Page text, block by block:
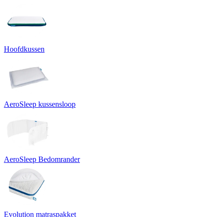
Hoofdkussen
AeroSleep kussensloop
AeroSleep Bedomrander
Evolution matraspakket